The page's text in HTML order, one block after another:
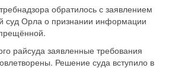
обратилось с заявлением
суд Орла о признании информации
райсуда заявленные требования
Решение суда вступило в